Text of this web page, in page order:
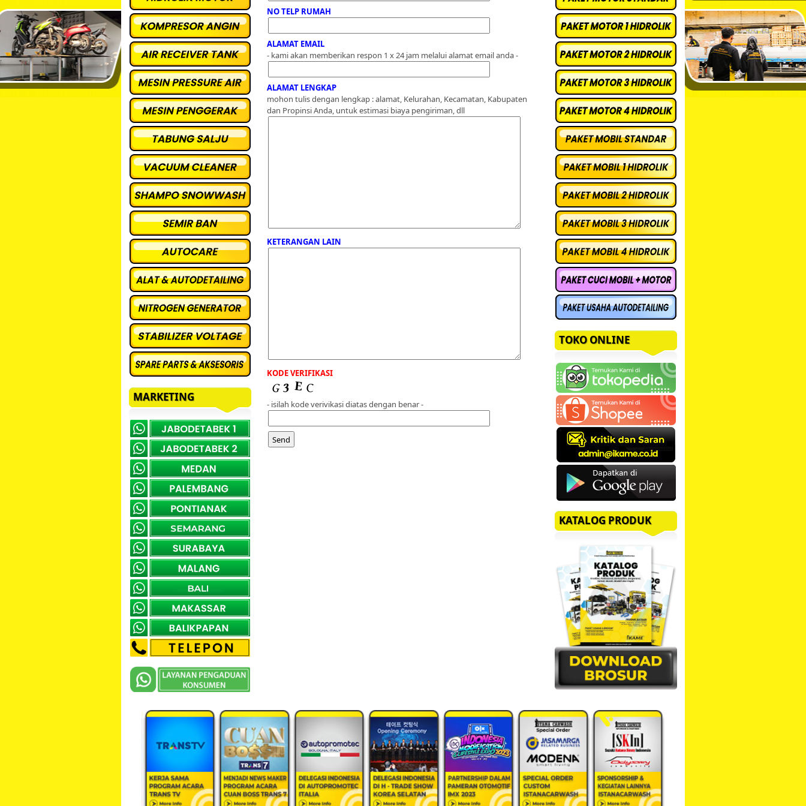
NO TELP RUMAH
ALAMAT EMAIL
- kami akan memberikan respon 1 x 24 jam melalui alamat email anda -
ALAMAT LENGKAP
mohon tulis dengan lengkap : alamat, Kelurahan, Kecamatan, Kabupaten
dan Propinsi Anda, untuk estimasi biaya pengiriman, dll
KETERANGAN LAIN
KODE VERIFIKASI
- isilah kode verivikasi diatas dengan benar -
MARKETING
TOKO ONLINE
KATALOG PRODUK